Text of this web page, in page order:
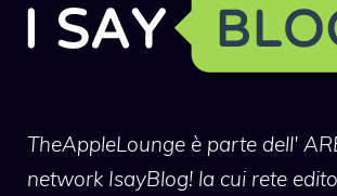
TheAppleLounge è parte dell'
network IsayBlog! la cui rete